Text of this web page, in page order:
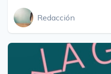
Redacción